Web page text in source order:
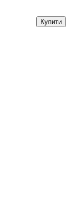
Купити